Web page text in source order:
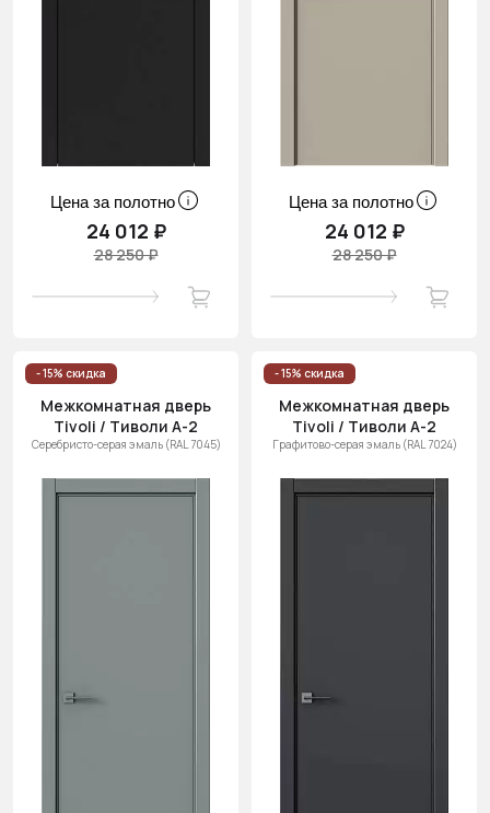
Цена за полотно
24 012 ₽
28 250 ₽
Цена за полотно
24 012 ₽
28 250 ₽
- 15% скидка
Межкомнатная дверь
Tivoli / Тиволи А-2
Серебристо-серая эмаль (RAL 7045)
- 15% скидка
Межкомнатная дверь
Tivoli / Тиволи А-2
Графитово-серая эмаль (RAL 7024)